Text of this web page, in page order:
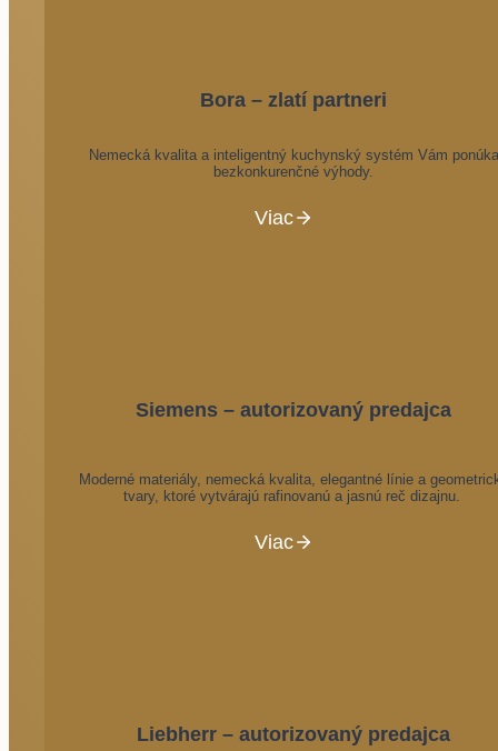
Bora – zlatí partneri
Nemecká kvalita a inteligentný kuchynský systém Vám ponúka
bezkonkurenčné výhody.
Viac
Siemens – autorizovaný predajca
Moderné materiály, nemecká kvalita, elegantné línie a
tvary, ktoré vytvárajú rafinovanú a jasnú reč dizajnu.
Viac
Liebherr – autorizovaný predajca